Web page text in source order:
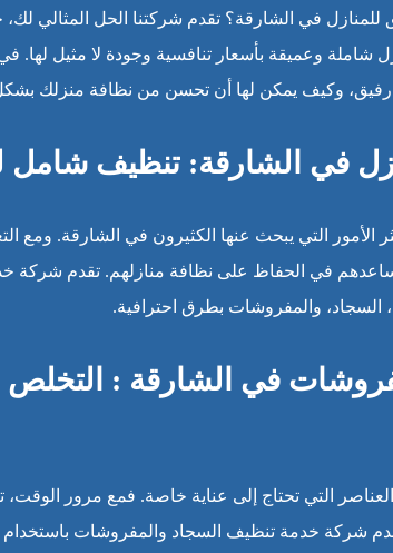
في الشارقة؟ تقدم شركتنا الحل المثالي
شاملة وعميقة بأسعار تنافسية وجودة لا مثيل
رفيق، وكيف يمكن لها أن تحسن من نظافة منزلك
في الشارقة: تنظيف شامل
الأمور التي يبحث عنها الكثيرون في الشارقة. ومع
يساعدهم في الحفاظ على نظافة منازلهم. تقدم شركة
السجاد، والمفروشات بطرق احترافية.
في الشارقة : التخلص
التي تحتاج إلى عناية خاصة. فمع مرور الوقت،
شركة خدمة تنظيف السجاد والمفروشات باستخدام